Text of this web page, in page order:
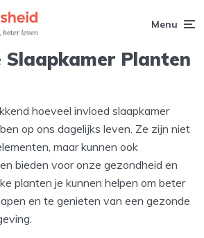
Menu
Slaapkamer Planten
hoeveel invloed slaapkamer
op ons dagelijks leven. Ze zijn niet
maar kunnen ook
bieden voor onze gezondheid en
planten je kunnen helpen om beter
en te genieten van een gezonde